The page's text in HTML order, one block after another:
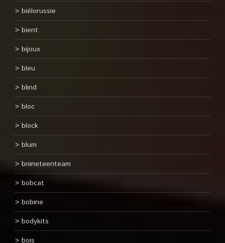
biélorussie
bient
bijoux
bleu
blind
bloc
block
blum
bnineteenteam
bobcat
bobine
bodykits
bois